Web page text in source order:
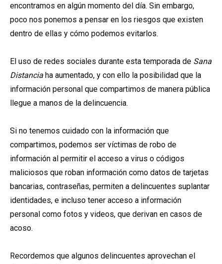
encontramos en algún momento del día. Sin embargo,
poco nos ponemos a pensar en los riesgos que existen
dentro de ellas y cómo podemos evitarlos.
El uso de redes sociales durante esta temporada de Sana
Distancia ha aumentado, y con ello la posibilidad que la
información personal que compartimos de manera pública
llegue a manos de la delincuencia.
Si no tenemos cuidado con la información que
compartimos, podemos ser víctimas de robo de
información al permitir el acceso a virus o códigos
maliciosos que roban información como datos de tarjetas
bancarias, contraseñas, permiten a delincuentes suplantar
identidades, e incluso tener acceso a información
personal como fotos y videos, que derivan en casos de
acoso.
Recordemos que algunos delincuentes aprovechan el